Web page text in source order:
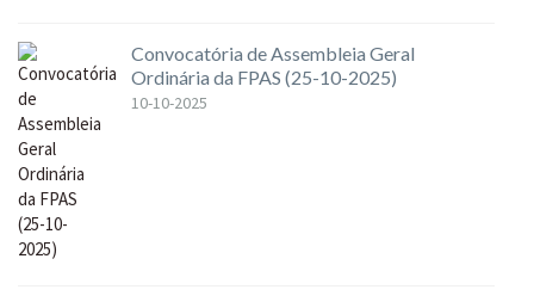
Convocatória de Assembleia Geral
Ordinária da FPAS (25-10-2025)
10-10-2025